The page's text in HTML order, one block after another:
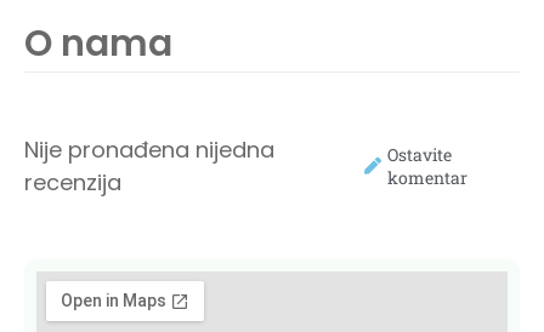
O nama
Nije pronađena nijedna
recenzija
Ostavite
komentar